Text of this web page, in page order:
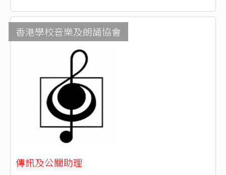
香港學校音樂及朗誦協會
傳訊及公關助理